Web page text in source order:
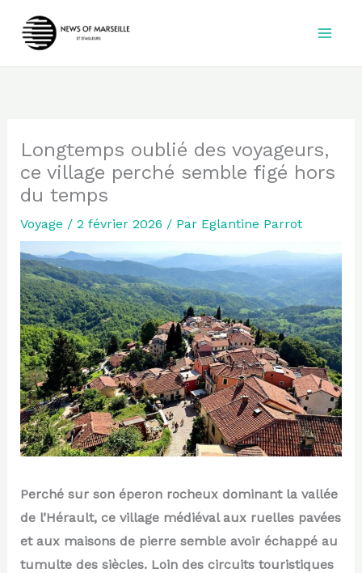
Longtemps oublié des voyageurs,
ce village perché semble figé hors
du temps
Voyage / 2 février 2026 / Par Eglantine Parrot
Perché sur son éperon rocheux dominant la vallée
de l’Hérault, ce village médiéval aux ruelles pavées
et aux maisons de pierre semble avoir échappé au
tumulte des siècles. Loin des circuits touristiques